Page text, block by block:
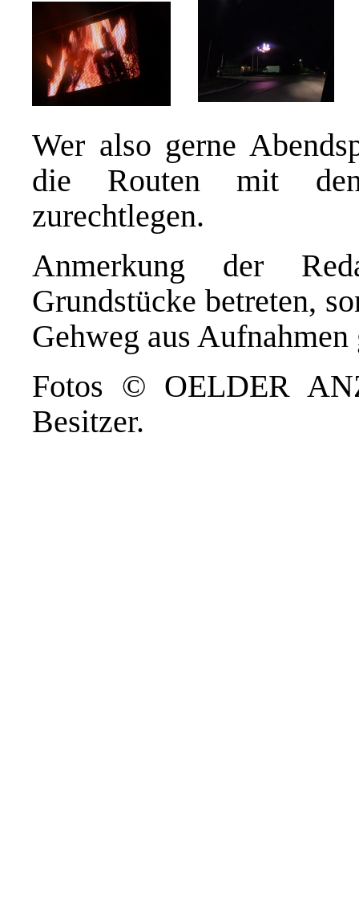
Wer also gerne
die Routen mit
zurechtlegen.
Anmerkung der
Grundstücke betreten,
Gehweg aus Aufnahmen
Fotos © OELDER
Besitzer.